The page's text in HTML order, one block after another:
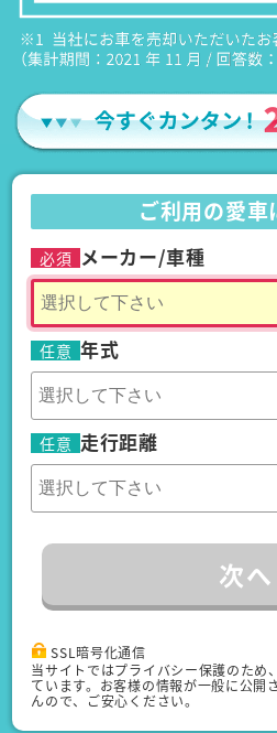
ご利用の愛車
必須 メーカー/車種
任意 年式
任意 走行距離
次へ
SSL暗号化通信
当サイトではプライバシー保護のため
ています。お客様の情報が一般に公開
んので、ご安心ください。